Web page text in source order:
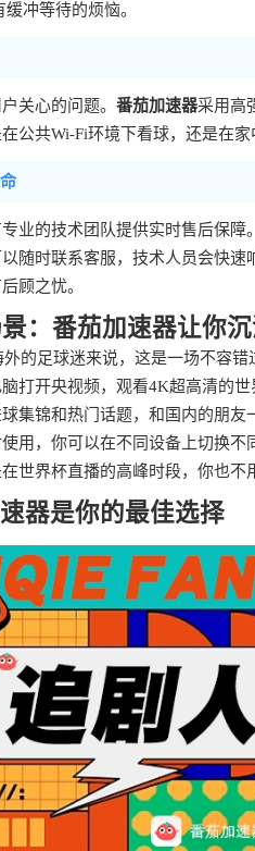
冲等待的烦恼。
关心的问题。 番茄加速器采用高
公共Wi-Fi环境下看球，还是在
业的技术团队提供实时售后保障
随时联系客服，技术人员会快
顾之忧。
：番茄加速器让你
的足球迷来说，这是一场不容
打开央视频，观看4K超高清的
集锦和热门话题，和国内的朋
用，你可以在不同设备上切换
世界杯直播的高峰时段，你也不
器是你的最佳选择